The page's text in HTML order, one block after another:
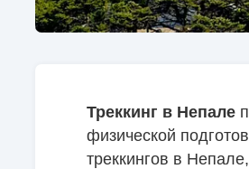
Треккинг в Непале
физической
треккингов в